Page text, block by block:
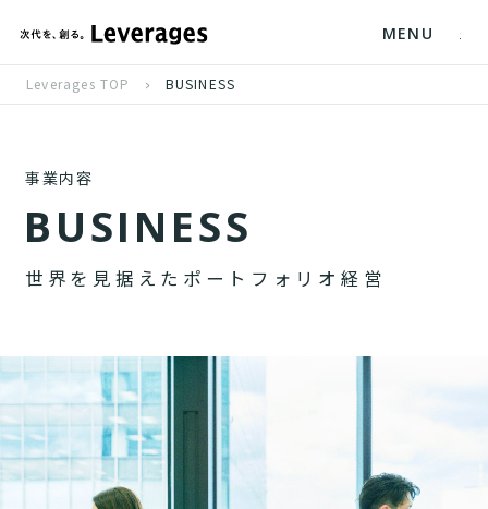
MENU
Leverages TOP BUSINESS
事業内容
BUSINESS
世 界 を 見 据 え た ポ ー ト フ ォ リ オ 経 営